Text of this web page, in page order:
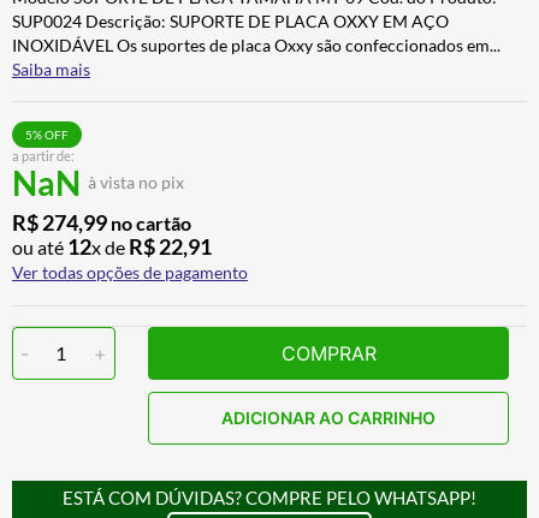
SUP0024 Descrição: SUPORTE DE PLACA OXXY EM AÇO
INOXIDÁVEL Os suportes de placa Oxxy são confeccionados em...
Saiba mais
a partir de:
NaN à vista no pix
5% OFF
R$274,99 no cartão
ou até 12x de R$22,91
Ver todas opções de pagamento
- 1 + COMPRAR
ADICIONAR AO CARRINHO
ESTÁ COM DÚVIDAS? COMPRE PELO WHATSAPP!
7º BAU
8º CALÇA
9º
10º